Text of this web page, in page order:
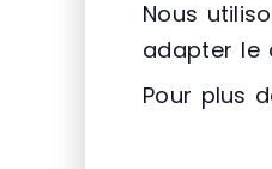
Nous
adapter le
Pour plus